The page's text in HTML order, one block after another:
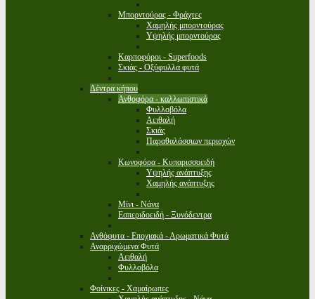
Μπορντούρας - Φράχτες
Χαμηλής μπορντούρας
Υψηλής μπορντούρας
Καρποφόροι - Superfoods
Σκιάς - Οξύφυλλα φυτά
Δέντρα κήπου
Ανθοφόρα - καλλωπιστικά
Φυλλοβόλα
Αειθαλή
Σκιάς
Παραθαλάσσιων περιοχών
Κωνοφόρα - Κυπαρισσοειδή
Υψηλής ανάπτυξης
Χαμηλής ανάπτυξης
Μίνι - Νάνα
Εσπεριδοειδή - Ξυνόδεντρα
Ανθόφυτα - Εποχιακά - Αρωματικά Φυτά
Αναρριχώμενα Φυτά
Αειθαλή
Φυλλοβόλα
Φοίνικες - Χαμαίρωπες